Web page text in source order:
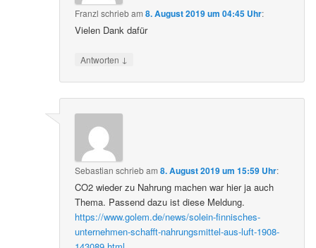
Franzl schriebam8. August 2019 um 04:45 Uhr:
Vielen Dank dafür
Antworten ↓
Sebastian schriebam8. August 2019 um 15:59 Uhr:
CO2 wieder zu Nahrung machen war hier ja auch
Thema. Passend dazu ist diese Meldung.
https://www.golem.de/news/solein-finnisches-
unternehmen-schafft-nahrungsmittel-aus-luft-1908-